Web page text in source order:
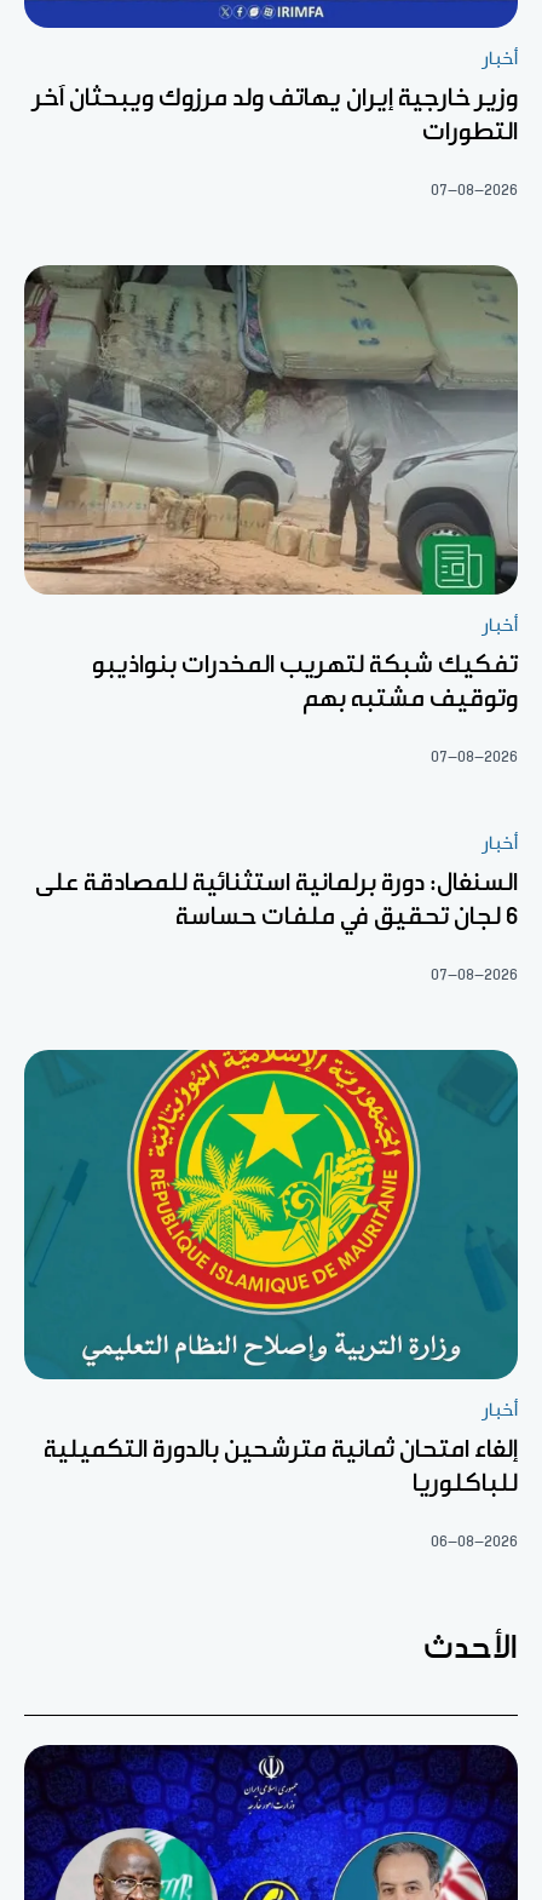
أخبار
وزير خارجية إيران يهاتف ولد مرزوك ويبحثان آخر
التطورات
07-08-2026
أخبار
تفكيك شبكة لتهريب المخدرات بنواذيبو
وتوقيف مشتبه بهم
07-08-2026
أخبار
السنغال: دورة برلمانية استثنائية للمصادقة على
6 لجان تحقيق في ملفات حساسة
07-08-2026
أخبار
إلغاء امتحان ثمانية مترشحين بالدورة التكميلية
للباكلوريا
06-08-2026
الأحدث